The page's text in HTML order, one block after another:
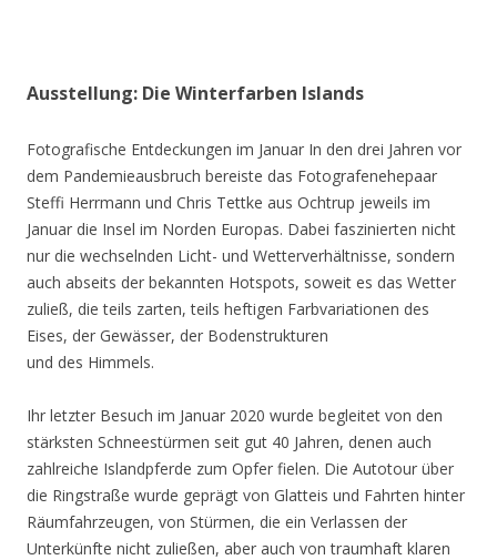
Ausstellung: Die Winterfarben Islands
Fotografische Entdeckungen im Januar In den drei Jahren vor
dem Pandemieausbruch bereiste das Fotografenehepaar
Steffi Herrmann und Chris Tettke aus Ochtrup jeweils im
Januar die Insel im Norden Europas. Dabei faszinierten nicht
nur die wechselnden Licht- und Wetterverhältnisse, sondern
auch abseits der bekannten Hotspots, soweit es das Wetter
zuließ, die teils zarten, teils heftigen Farbvariationen des
Eises, der Gewässer, der Bodenstrukturen
und des Himmels.
Ihr letzter Besuch im Januar 2020 wurde begleitet von den
stärksten Schneestürmen seit gut 40 Jahren, denen auch
zahlreiche Islandpferde zum Opfer fielen. Die Autotour über
die Ringstraße wurde geprägt von Glatteis und Fahrten hinter
Räumfahrzeugen, von Stürmen, die ein Verlassen der
Unterkünfte nicht zuließen, aber auch von traumhaft klaren